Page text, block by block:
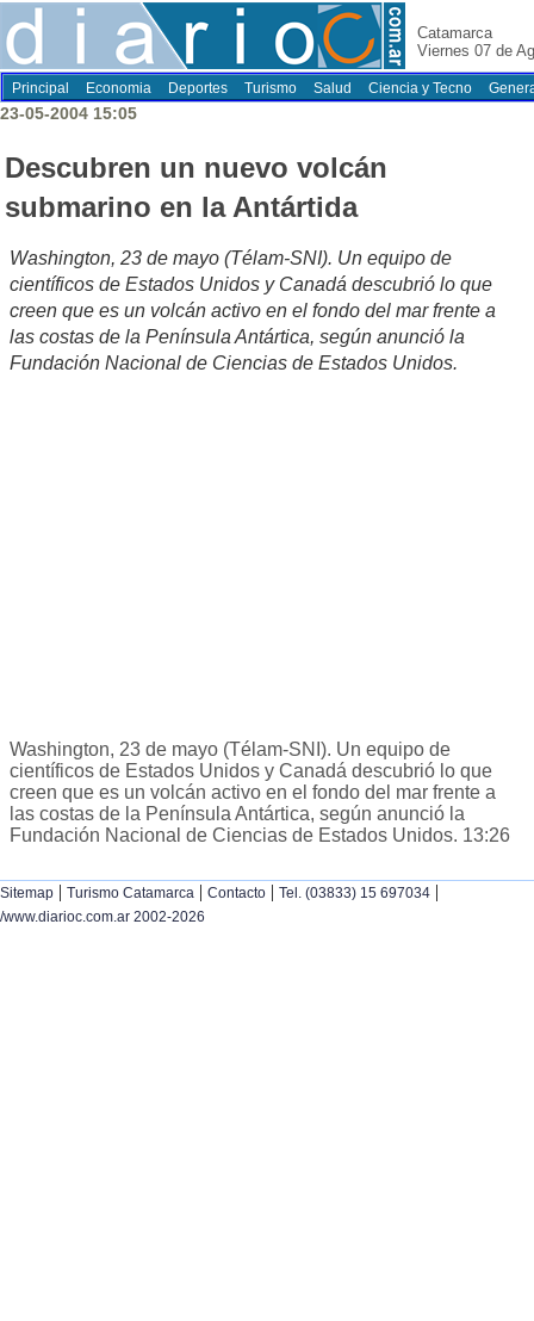
Catamarca
Viernes 07 de
Principal Economia Deportes Turismo Salud Ciencia y Tecno
23-05-2004 15:05
Descubren un nuevo volcán
submarino en la Antártida
Washington, 23 de mayo (Télam-SNI). Un equipo de
científicos de Estados Unidos y Canadá descubrió lo que
creen que es un volcán activo en el fondo del mar frente a
las costas de la Península Antártica, según anunció la
Fundación Nacional de Ciencias de Estados Unidos.
Washington, 23 de mayo (Télam-SNI). Un equipo de
científicos de Estados Unidos y Canadá descubrió lo que
creen que es un volcán activo en el fondo del mar frente a
las costas de la Península Antártica, según anunció la
Fundación Nacional de Ciencias de Estados Unidos. 13:26
Sitemap | Turismo Catamarca | Contacto | Tel. (03833) 15 697034 |
/www.diarioc.com.ar 2002-2026